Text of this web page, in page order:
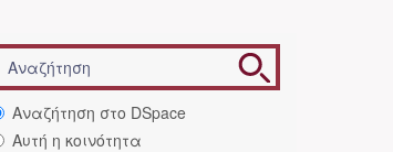
Αναζήτηση στο DSpace
Αυτή η κοινότητα